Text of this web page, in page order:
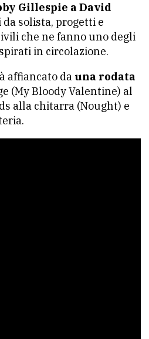
Gillespie a David
solista, progetti e
che ne fanno uno degli
in circolazione.
affiancato da una rodata
(My Bloody Valentine) al
alla chitarra (Nought) e